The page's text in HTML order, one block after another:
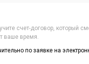
счет-договор, который
ваше время.
по заявке на